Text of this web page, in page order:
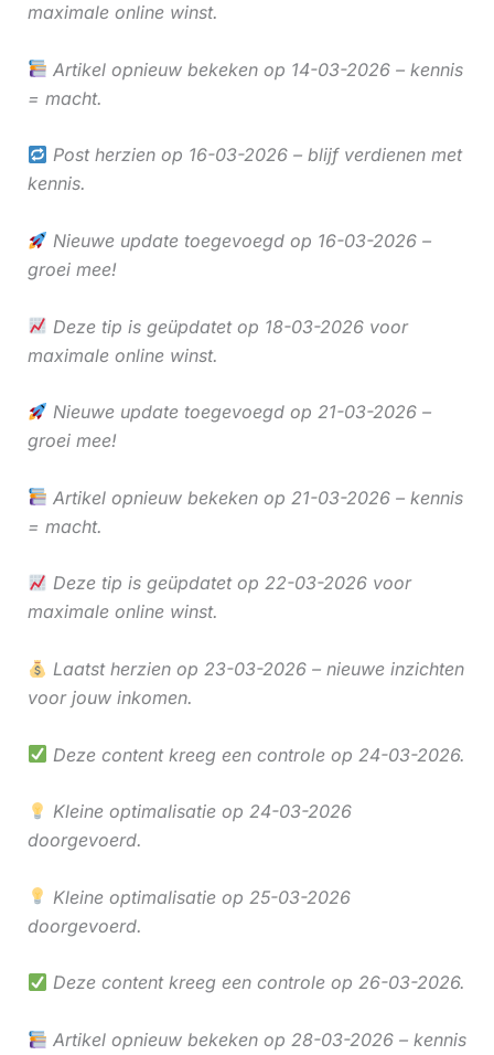
maximale online winst.
Artikel opnieuw bekeken op 14-03-2026 – kennis
= macht.
Post herzien op 16-03-2026 – blijf verdienen met
kennis.
Nieuwe update toegevoegd op 16-03-2026 –
groei mee!
Deze tip is geüpdatet op 18-03-2026 voor
maximale online winst.
Nieuwe update toegevoegd op 21-03-2026 –
groei mee!
Artikel opnieuw bekeken op 21-03-2026 – kennis
= macht.
Deze tip is geüpdatet op 22-03-2026 voor
maximale online winst.
Laatst herzien op 23-03-2026 – nieuwe inzichten
voor jouw inkomen.
Deze content kreeg een controle op 24-03-2026.
Kleine optimalisatie op 24-03-2026
doorgevoerd.
Kleine optimalisatie op 25-03-2026
doorgevoerd.
Deze content kreeg een controle op 26-03-2026.
Artikel opnieuw bekeken op 28-03-2026 – kennis